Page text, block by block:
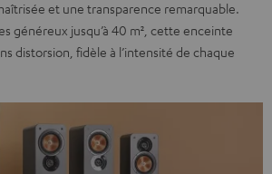
et une transparence remarquable.
généreux jusqu’à 40 m², cette enceinte
distorsion, fidèle à l’intensité de chaque